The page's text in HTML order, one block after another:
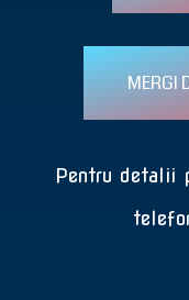
MERGI
Pentru detalii